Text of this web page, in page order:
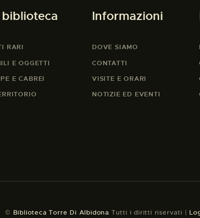
biblioteca
RARI
E OGGETTI
E CABREI
Informazioni
DOVE SIAMO
CONTATTI
VISITE E ORARI
NOTIZIE ED EVENTI
© Biblioteca Torre Di Albidona Tutti i diritti riservati |